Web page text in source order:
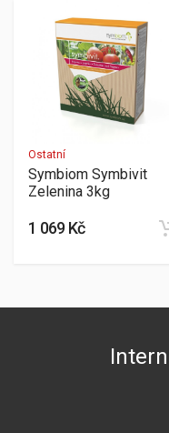
Ostatní
Symbiom Symbivit
Zelenina 3kg
1 069 Kč